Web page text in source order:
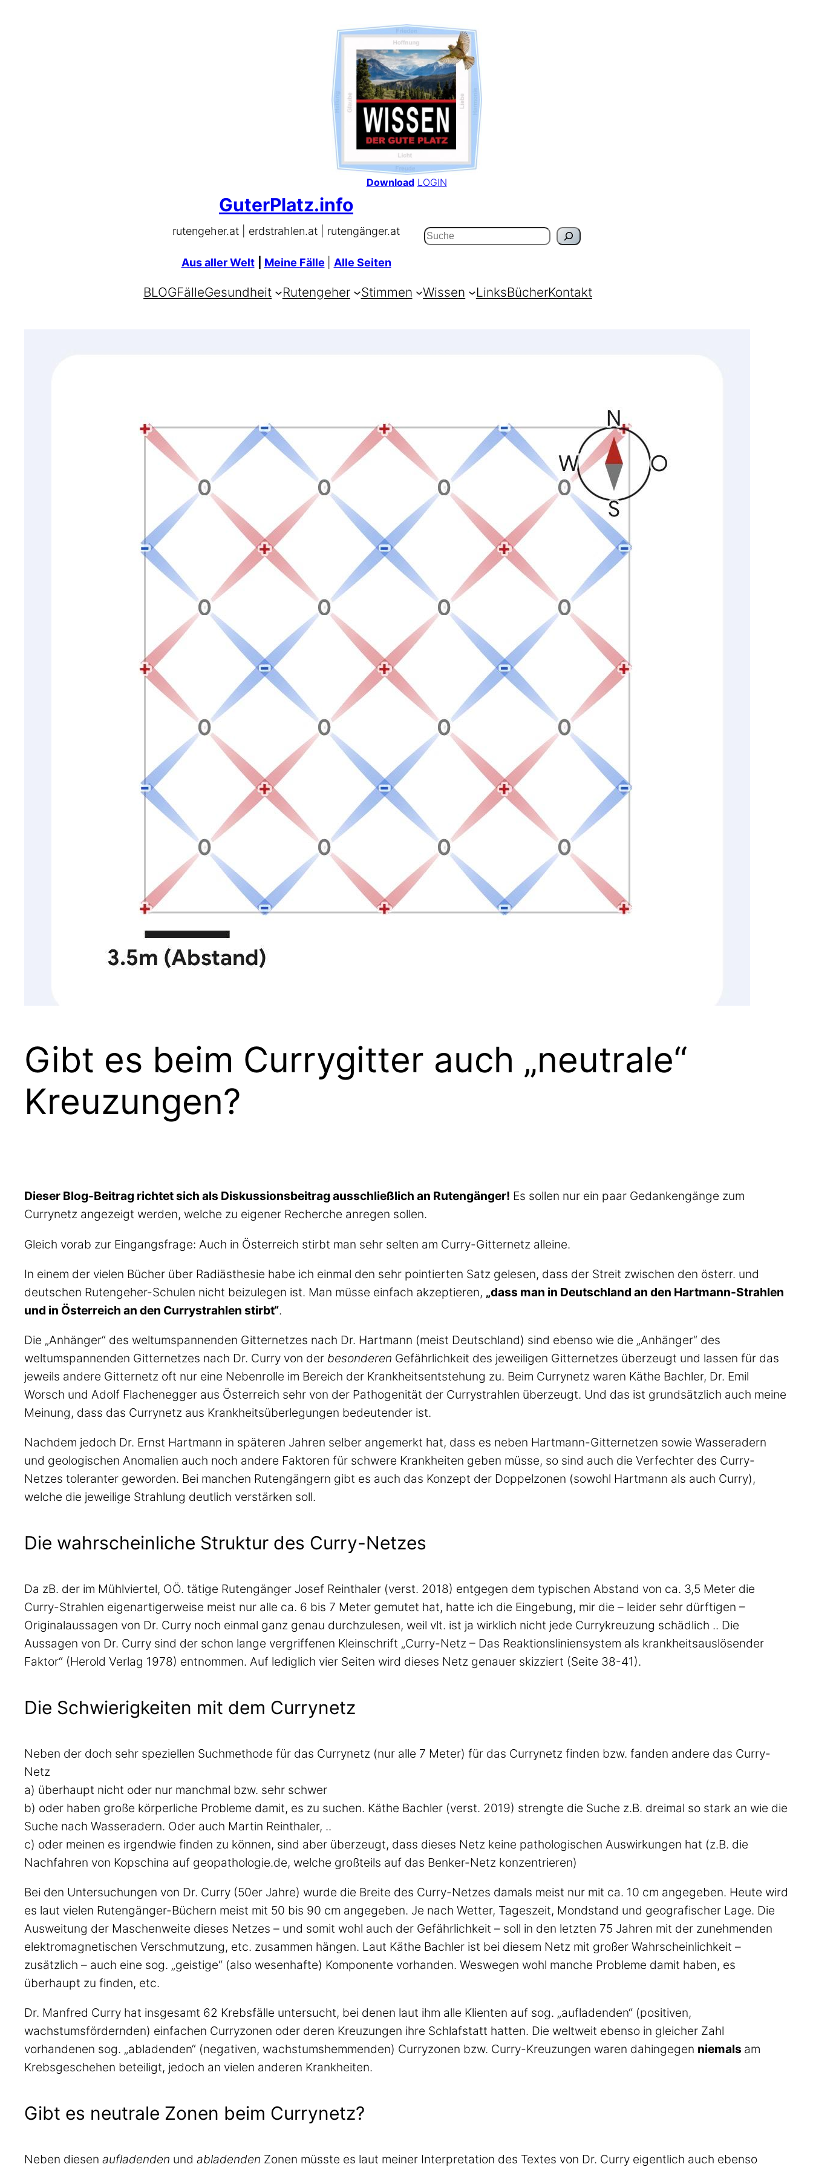
Download LOGIN
GuterPlatz.info
rutengeher.at | erdstrahlen.at | rutengänger.at
Aus aller Welt Meine Fälle Alle Seiten
Suchen
BLOGFälleGesundheit Rutengeher Stimmen Wissen LinksBücherKontakt
Gibt es beim Currygitter auch „neutrale“
Kreuzungen?
Dieser Blog-Beitrag richtet sich als Diskussionsbeitrag ausschließlich an Rutengänger! Es sollen nur ein paar Gedankengänge zum
Currynetz angezeigt werden, welche zu eigener Recherche anregen sollen.
Gleich vorab zur Eingangsfrage: Auch in Österreich stirbt man sehr selten am Curry-Gitternetz alleine.
In einem der vielen Bücher über Radiästhesie habe ich einmal den sehr pointierten Satz gelesen, dass der Streit zwischen den österr. und
deutschen Rutengeher-Schulen nicht beizulegen ist. Man müsse einfach akzeptieren, „dass man in Deutschland an den Hartmann-Strahlen
und in Österreich an den Currystrahlen stirbt“.
Die „Anhänger“ des weltumspannenden Gitternetzes nach Dr. Hartmann (meist Deutschland) sind ebenso wie die „Anhänger“ des
weltumspannenden Gitternetzes nach Dr. Curry von der besonderen Gefährlichkeit des jeweiligen Gitternetzes überzeugt und lassen für das
jeweils andere Gitternetz oft nur eine Nebenrolle im Bereich der Krankheitsentstehung zu. Beim Currynetz waren Käthe Bachler, Dr. Emil
Worsch und Adolf Flachenegger aus Österreich sehr von der Pathogenität der Currystrahlen überzeugt. Und das ist grundsätzlich auch meine
Meinung, dass das Currynetz aus Krankheitsüberlegungen bedeutender ist.
Nachdem jedoch Dr. Ernst Hartmann in späteren Jahren selber angemerkt hat, dass es neben Hartmann-Gitternetzen sowie Wasseradern
und geologischen Anomalien auch noch andere Faktoren für schwere Krankheiten geben müsse, so sind auch die Verfechter des Curry-
Netzes toleranter geworden. Bei manchen Rutengängern gibt es auch das Konzept der Doppelzonen (sowohl Hartmann als auch Curry),
welche die jeweilige Strahlung deutlich verstärken soll.
Die wahrscheinliche Struktur des Curry-Netzes
Da zB. der im Mühlviertel, OÖ. tätige Rutengänger Josef Reinthaler (verst. 2018) entgegen dem typischen Abstand von ca. 3,5 Meter die
Curry-Strahlen eigenartigerweise meist nur alle ca. 6 bis 7 Meter gemutet hat, hatte ich die Eingebung, mir die – leider sehr dürftigen –
Originalaussagen von Dr. Curry noch einmal ganz genau durchzulesen, weil vlt. ist ja wirklich nicht jede Currykreuzung schädlich .. Die
Aussagen von Dr. Curry sind der schon lange vergriffenen Kleinschrift „Curry-Netz – Das Reaktionsliniensystem als krankheitsauslösender
Faktor“ (Herold Verlag 1978) entnommen. Auf lediglich vier Seiten wird dieses Netz genauer skizziert (Seite 38-41).
Die Schwierigkeiten mit dem Currynetz
Neben der doch sehr speziellen Suchmethode für das Currynetz (nur alle 7 Meter) für das Currynetz finden bzw. fanden andere das Curry-
Netz
a) überhaupt nicht oder nur manchmal bzw. sehr schwer
b) oder haben große körperliche Probleme damit, es zu suchen. Käthe Bachler (verst. 2019) strengte die Suche z.B. dreimal so stark an wie die
Suche nach Wasseradern. Oder auch Martin Reinthaler, ..
c) oder meinen es irgendwie finden zu können, sind aber überzeugt, dass dieses Netz keine pathologischen Auswirkungen hat (z.B. die
Nachfahren von Kopschina auf geopathologie.de, welche großteils auf das Benker-Netz konzentrieren)
Bei den Untersuchungen von Dr. Curry (50er Jahre) wurde die Breite des Curry-Netzes damals meist nur mit ca. 10 cm angegeben. Heute wird
es laut vielen Rutengänger-Büchern meist mit 50 bis 90 cm angegeben. Je nach Wetter, Tageszeit, Mondstand und geografischer Lage. Die
Ausweitung der Maschenweite dieses Netzes – und somit wohl auch der Gefährlichkeit – soll in den letzten 75 Jahren mit der zunehmenden
elektromagnetischen Verschmutzung, etc. zusammen hängen. Laut Käthe Bachler ist bei diesem Netz mit großer Wahrscheinlichkeit –
zusätzlich – auch eine sog. „geistige“ (also wesenhafte) Komponente vorhanden. Weswegen wohl manche Probleme damit haben, es
überhaupt zu finden, etc.
Dr. Manfred Curry hat insgesamt 62 Krebsfälle untersucht, bei denen laut ihm alle Klienten auf sog. „aufladenden“ (positiven,
wachstumsfördernden) einfachen Curryzonen oder deren Kreuzungen ihre Schlafstatt hatten. Die weltweit ebenso in gleicher Zahl
vorhandenen sog. „abladenden“ (negativen, wachstumshemmenden) Curryzonen bzw. Curry-Kreuzungen waren dahingegen niemals am
Krebsgeschehen beteiligt, jedoch an vielen anderen Krankheiten.
Gibt es neutrale Zonen beim Currynetz?
Neben diesen aufladenden und abladenden Zonen müsste es laut meiner Interpretation des Textes von Dr. Curry eigentlich auch ebenso